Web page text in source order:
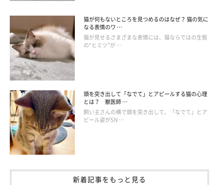
猫は暗くても周りが見える！
猫が何もないところを見つめるのはなぜ？ 猫の気に
なる表情のワ …
猫が見せるさまざまな表情には、猫ならではの生態
の“ヒミツ”が …
頭を突き出して「なでて」とアピールする猫の心理
とは？ 獣医師 …
飼い主さんの横で頭を突き出して、「なでて」とア
ピール姿がSN …
新着記事をもっと見る